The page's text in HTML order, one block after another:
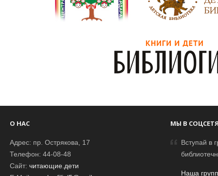
О НАС
Адрес: пр. Острякова, 17
Телефон: 44-08-48
Сайт: читающие.дети
МЫ В
Вступай в
Наша